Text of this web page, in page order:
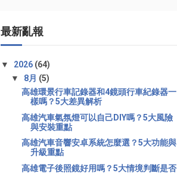
最新亂報
▼ 2026 (64)
▼ 8月 (5)
高雄環景行車記錄器和4鏡頭行車紀錄器一
樣嗎？5大差異解析
高雄汽車氣氛燈可以自己DIY嗎？5大風險
與安裝重點
高雄汽車音響安卓系統怎麼選？5大功能與
升級重點
高雄電子後照鏡好用嗎？5大情境判斷是否